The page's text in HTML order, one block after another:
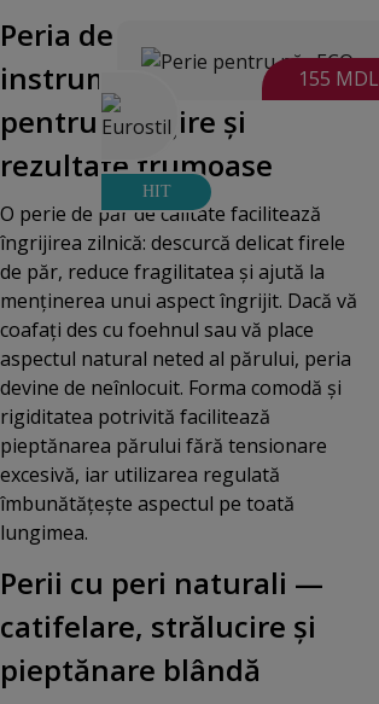
Peria de păr — un
instrument universal
pentru îngrijire și
rezultate frumoase
O perie de păr de calitate facilitează
îngrijirea zilnică: descurcă delicat firele
de păr, reduce fragilitatea și ajută la
menținerea unui aspect îngrijit. Dacă vă
coafați des cu foehnul sau vă place
aspectul natural neted al părului, peria
devine de neînlocuit. Forma comodă și
rigiditatea potrivită facilitează
pieptănarea părului fără tensionare
excesivă, iar utilizarea regulată
îmbunătățește aspectul pe toată
lungimea.
Perii cu peri naturali —
catifelare, strălucire și
pieptănare blândă
HIT
155 MDL